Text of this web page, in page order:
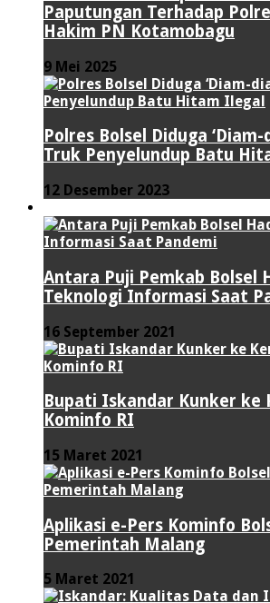
Paputungan Terhadap
Hakim PN Kotamobagu
9 Mei 2025
Polres Bolsel Diduga ‘Diam-
Truk Penyelundup Batu
12 Desember 2023
Antara Puji Pemkab Bolsel
Teknologi Informasi Saat
16 September 2021
Bupati Iskandar Kunker ke
Kominfo RI
15 Maret 2021
Aplikasi e-Pers Kominfo
Pemerintah Malang
5 Maret 2021